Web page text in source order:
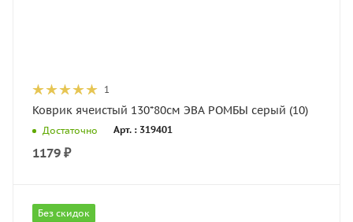
1
Коврик ячеистый 130*80см ЭВА РОМБЫ серый (10)
Достаточно Арт. : 319401
1179 ₽
Без скидок